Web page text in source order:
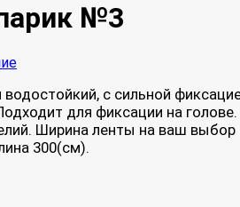
№3
с сильной
для фиксации на голове.​
Ширина ленты на ваш выбор
300(см).​